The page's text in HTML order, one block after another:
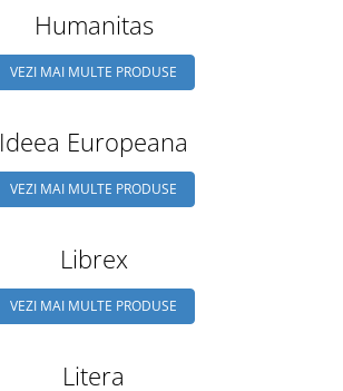
Humanitas
VEZI MAI MULTE PRODUSE
Ideea Europeana
VEZI MAI MULTE PRODUSE
Librex
VEZI MAI MULTE PRODUSE
Litera